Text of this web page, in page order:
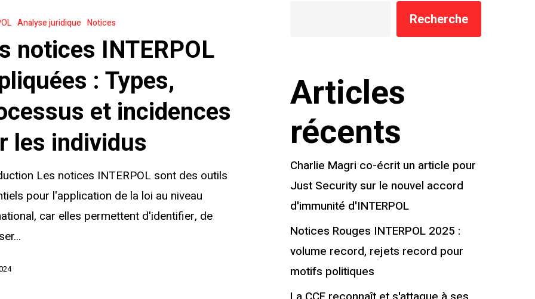
Analyse juridique Notices
notices INTERPOL
: Types,
et incidences
les individus
Les notices INTERPOL sont des outils
pour l'application de la loi au niveau
car elles permettent d'identifier, de
Recherche
Articles
récents
Charlie Magri co-écrit un article pour
Just Security sur le nouvel accord
d'immunité d'INTERPOL
Notices Rouges INTERPOL 2025 :
volume record, rejets record pour
motifs politiques